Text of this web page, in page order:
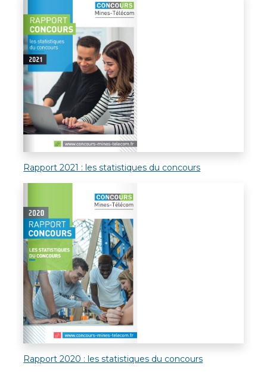
Rapport 2021 : les statistiques du concours
Rapport 2020 : les statistiques du concours